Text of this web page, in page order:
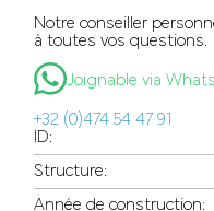
Notre conseiller
à toutes vos questions.
Joignable via
+32 (0)474 54 47 91
ID:
Structure:
Année de construction: